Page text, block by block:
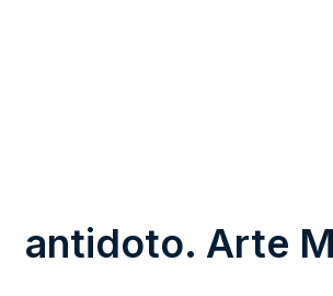
antidoto. Arte